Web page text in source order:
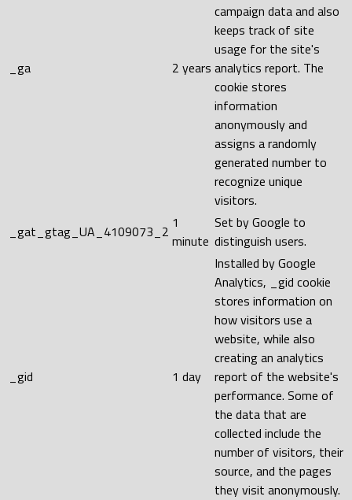
_ga 2 years
campaign data and also
keeps track of site
usage for the site's
analytics report. The
cookie stores
information
anonymously and
assigns a randomly
generated number to
recognize unique
visitors.
_gat_gtag_UA_4109073_2 1
minute
Set by Google to
distinguish users.
_gid 1 day
Installed by Google
Analytics, _gid cookie
stores information on
how visitors use a
website, while also
creating an analytics
report of the website's
performance. Some of
the data that are
collected include the
number of visitors, their
source, and the pages
they visit anonymously.